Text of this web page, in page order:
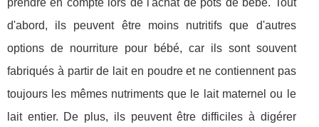
prendre en compte lors de l'achat de pots de bébé. Tout
d'abord, ils peuvent être moins nutritifs que d'autres
options de nourriture pour bébé, car ils sont souvent
fabriqués à partir de lait en poudre et ne contiennent pas
toujours les mêmes nutriments que le lait maternel ou le
lait entier. De plus, ils peuvent être difficiles à digérer